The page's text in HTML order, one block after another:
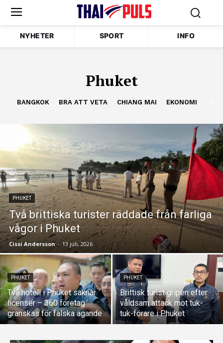
NYHETER SPORT INFO
Phuket
BANGKOK BRA ATT VETA CHIANG MAI EKONOMI
PHUKET
Två brittiska turister räddade från farliga
vågor i Phuket
Cissi Andersson - 13 juli, 2026
PHUKET
Två hotell i Phuket saknar
licenser – 360 företag
granskas för falska ägande
PHUKET
Brittisk turist gripen efter
våldsam attack mot tuk-
tuk-förare i Phuket